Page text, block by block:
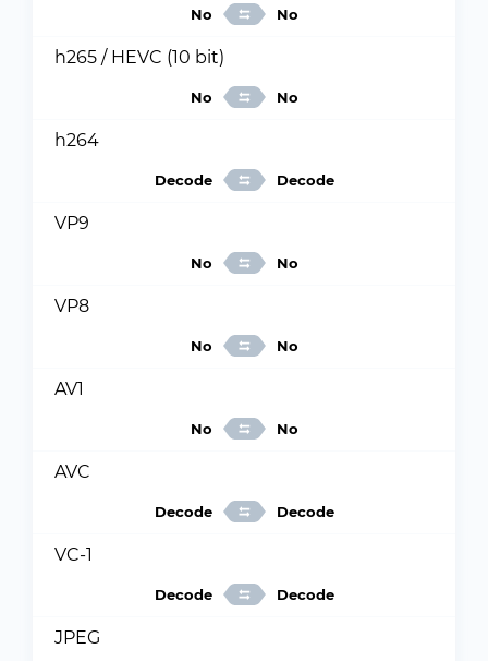
No No
h265 / HEVC (10 bit)
No No
h264
Decode Decode
VP9
No No
VP8
No No
AV1
No No
AVC
Decode Decode
VC-1
Decode Decode
JPEG